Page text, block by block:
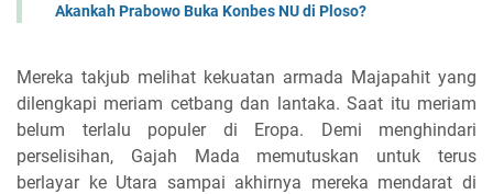
Akankah Prabowo Buka Konbes NU di Ploso?
Mereka takjub melihat kekuatan armada Majapahit yang
dilengkapi meriam cetbang dan lantaka. Saat itu meriam
belum terlalu populer di Eropa. Demi menghindari
perselisihan, Gajah Mada memutuskan untuk terus
berlayar ke Utara sampai akhirnya mereka mendarat di